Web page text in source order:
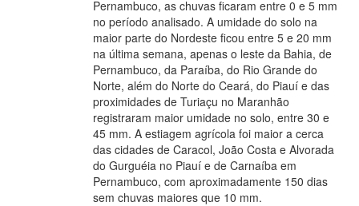
Pernambuco, as chuvas ficaram entre 0 e 5 mm
no período analisado. A umidade do solo na
maior parte do Nordeste ficou entre 5 e 20 mm
na última semana, apenas o leste da Bahia, de
Pernambuco, da Paraíba, do Rio Grande do
Norte, além do Norte do Ceará, do Piauí e das
proximidades de Turiaçu no Maranhão
registraram maior umidade no solo, entre 30 e
45 mm. A estiagem agrícola foi maior a cerca
das cidades de Caracol, João Costa e Alvorada
do Gurguéia no Piauí e de Carnaíba em
Pernambuco, com aproximadamente 150 dias
sem chuvas maiores que 10 mm.